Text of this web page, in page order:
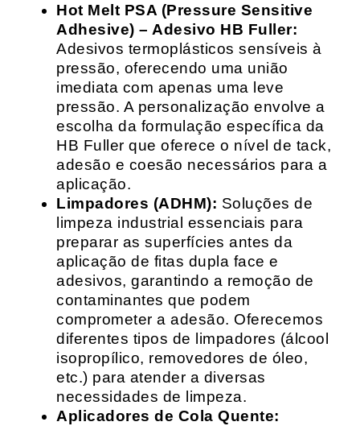
Hot Melt PSA (Pressure Sensitive
Adhesive) – Adesivo HB Fuller:
Adesivos termoplásticos sensíveis à
pressão, oferecendo uma união
imediata com apenas uma leve
pressão. A personalização envolve a
escolha da formulação específica da
HB Fuller que oferece o nível de tack,
adesão e coesão necessários para a
aplicação.
Limpadores (ADHM): Soluções de
limpeza industrial essenciais para
preparar as superfícies antes da
aplicação de fitas dupla face e
adesivos, garantindo a remoção de
contaminantes que podem
comprometer a adesão. Oferecemos
diferentes tipos de limpadores (álcool
isopropílico, removedores de óleo,
etc.) para atender a diversas
necessidades de limpeza.
Aplicadores de Cola Quente: